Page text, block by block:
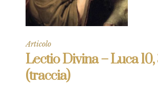
Articolo
Lectio Divina – Luca 10,
(traccia)